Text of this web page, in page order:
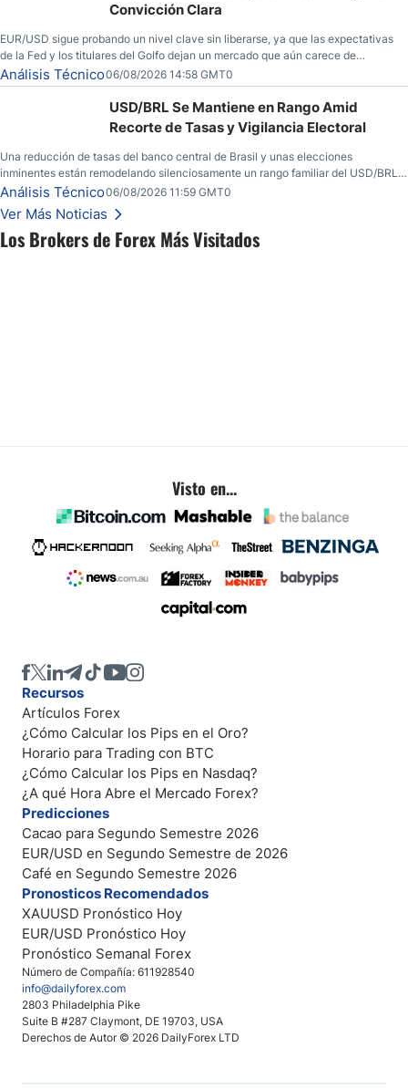
Los Brokers de Forex Más Visitados
Convicción Clara
EUR/USD sigue probando un nivel clave sin liberarse, ya que las expectativas
de la Fed y los titulares del Golfo dejan un mercado que aún carece de
convicción real.
Análisis Técnico06/08/2026 14:58 GMT0
USD/BRL Se Mantiene en Rango Amid
Recorte de Tasas y Vigilancia Electoral
Una reducción de tasas del banco central de Brasil y unas elecciones
inminentes están remodelando silenciosamente un rango familiar del USD/BRL.
Una reducción de tasas por parte del banco central de Brasil y unas elecciones
inminentes están remodelando silenciosamente un rango familiar del USD/BRL.
Esto es lo que los traders están observando a continuación.
Análisis Técnico06/08/2026 11:59 GMT0
Ver Más Noticias
Visto en...
Número de Compañía: 611928540
info@dailyforex.com
2803 Philadelphia Pike
Suite B #287 Claymont, DE 19703, USA
Derechos de Autor © 2026 DailyForex LTD
Recursos
Artículos Forex
¿Cómo Calcular los Pips en el Oro?
Horario para Trading con BTC
¿Cómo Calcular los Pips en Nasdaq?
¿A qué Hora Abre el Mercado Forex?
Predicciones
Cacao para Segundo Semestre 2026
EUR/USD en Segundo Semestre de 2026
Café en Segundo Semestre 2026
Pronosticos Recomendados
XAUUSD Pronóstico Hoy
EUR/USD Pronóstico Hoy
Pronóstico Semanal Forex